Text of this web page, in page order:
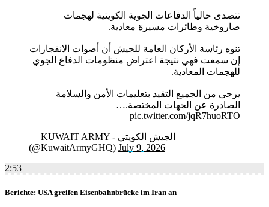
تتصدى حالياً الدفاعات الجوية الكويتية لهجمات
صاروخية وطائرات مسيرة معادية.
تنوه رئاسة الأركان العامة للجيش أن أصوات الانفجارات
إن سمعت فهي نتيجة اعتراض منظومات الدفاع الجوي
للهجمات المعادية.
يرجى من الجميع التقيد بتعليمات الأمن والسلامة
الصادرة عن الجهات المختصة.…
pic.twitter.com/jqR7huoRTO
— KUWAIT ARMY - الجيش الكويتي
(@KuwaitArmyGHQ) July 9, 2026
2:53
Berichte: USA greifen Eisenbahnbrücke im Iran an